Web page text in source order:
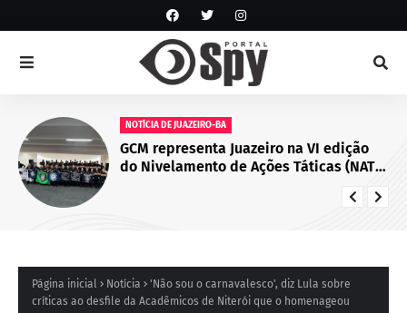
NOTÍCIA DE JUAZEIRO-BA
GCM representa Juazeiro na VI edição
do Nivelamento de Ações Táticas (NAT-
Página inicial Notícia
'Não sou o carnavalesco', diz Lula sobre
críticas ao desfile da Acadêmicos de Niterói que o homenageou